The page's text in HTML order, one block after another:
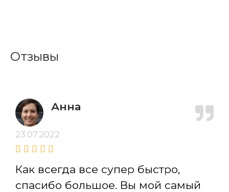
Отзывы
Анна
23.07.2022
Как всегда все супер быстро,
спасибо большое. Вы мой самый